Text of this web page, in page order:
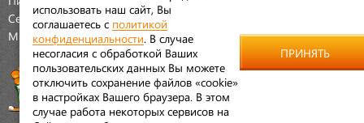
Семена Овощей
Мраморная крошка
использовать наш сайт, Вы
соглашаетесь с политикой
конфиденциальности . В случае
несогласия с обработкой Ваших
пользовательских данных Вы можете
отключить сохранение файлов «cookie»
в настройках Вашего браузера. В этом
случае работа некоторых сервисов на
ПРИНЯТЬ